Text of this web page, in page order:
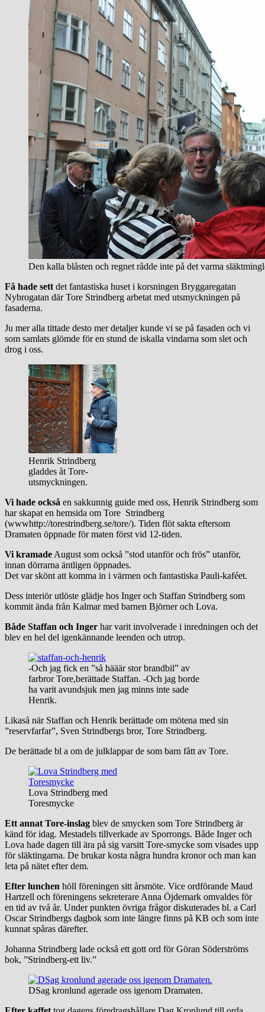
Den kalla blåsten och regnet rådde inte på det varma
Få hade sett det fantastiska huset i korsningen Bryggaregatan
Nybrogatan där Tore Strindberg arbetat med utsmyckningen på
fasaderna.
Ju mer alla tittade desto mer detaljer kunde vi se på fasaden och vi
som samlats glömde för en stund de iskalla vindarna som slet och
drog i oss.
Henrik Strindberg
gladdes åt Tore-
utsmyckningen.
Vi hade också en sakkunnig guide med oss, Henrik Strindberg som
har skapat en hemsida om Tore Strindberg
(wwwhttp://torestrindberg.se/tore/). Tiden flöt sakta eftersom
Dramaten öppnade för maten först vid 12-tiden.
Vi kramade August som också ”stod utanför och frös” utanför,
innan dörrarna äntligen öppnades.
Det var skönt att komma in i värmen och fantastiska Pauli-kaféet.
Dess interiör utlöste glädje hos Inger och Staffan Strindberg som
kommit ända från Kalmar med barnen Björner och Lova.
Både Staffan och Inger har varit involverade i inredningen och det
blev en hel del igenkännande leenden och utrop.
-Och jag fick en ”så hääär stor brandbil” av
farbror Tore,berättade Staffan. -Och jag borde
ha varit avundsjuk men jag minns inte sade
Henrik.
Likaså när Staffan och Henrik berättade om mötena med sin
”reservfarfar”, Sven Strindbergs bror, Tore Strindberg.
De berättade bl a om de julklappar de som barn fått av Tore.
Lova Strindberg med
Toresmycke
Ett annat Tore-inslag blev de smycken som Tore Strindberg är
känd för idag. Mestadels tillverkade av Sporrongs. Både Inger och
Lova hade dagen till ära på sig varsitt Tore-smycke som visades upp
för släktingarna. De brukar kosta några hundra kronor och man kan
leta på nätet efter dem.
Efter lunchen höll föreningen sitt årsmöte. Vice ordförande Maud
Hartzell och föreningens sekreterare Anna Öjdemark omvaldes för
en tid av två år. Under punkten övriga frågor diskuterades bl. a Carl
Oscar Strindbergs dagbok som inte längre finns på KB och som inte
kunnat spåras därefter.
Johanna Strindberg lade också ett gott ord för Göran Söderströms
bok, ”Strindberg-ett liv.”
DSag kronlund agerade oss igenom Dramaten.